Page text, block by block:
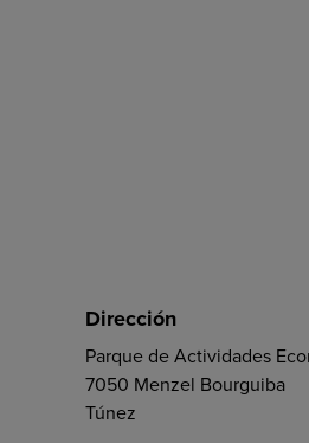
Dirección
Parque de Actividades
7050 Menzel Bourguiba
Túnez